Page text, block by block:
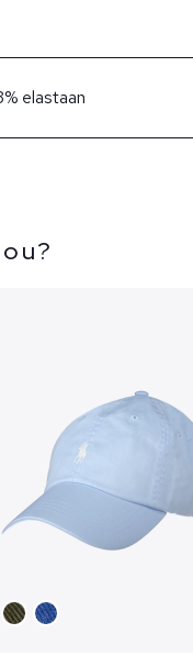
elastaan